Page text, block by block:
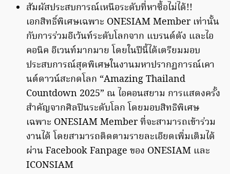
สัมผัสประสบการณ์เหนือระดับที่หาซื้อไม่ได้!!
เอกสิทธิ์พิเศษเฉพาะ ONESIAM Member เท่านั้น
กับการร่วมอีเว้นท์ระดับโลกจาก แบรนด์ดัง และไอ
คอนิค อีเวนท์มากมาย โดยในปีนี้ได้เตรียมมอบ
ประสบการณ์สุดพิเศษในงานมหาปรากฏการณ์เคา
นต์ดาวน์สะกดโลก “Amazing Thailand
Countdown 2025” ณ ไอคอนสยาม การแสดงครั้ง
สำคัญจากศิลปินระดับโลก โดยมอบสิทธิพิเศษ
เฉพาะ ONESIAM Member ที่จะสามารถเข้าร่วม
งานได้ โดยสามารถติดตามรายละเอียดเพิ่มเติมได้
ผ่าน Facebook Fanpage ของ ONESIAM และ
ICONSIAM